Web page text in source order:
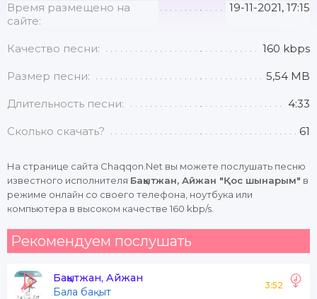
Время размещено на
сайте:
19-11-2021, 17:15
Качество песни: 160 kbps
Размер песни: 5,54 MB
Длительность песни: 4:33
Сколько скачать? 61
На странице сайта Chaqqon.Net вы можете послушать песню
известного исполнителя Бақытжан, Айжан "Қос шынарым" в
режиме онлайн со своего телефона, ноутбука или
компьютера в высоком качестве 160 kbp/s.
Рекомендуем послушать
Бақытжан, Айжан
Бала бақыт
3:52